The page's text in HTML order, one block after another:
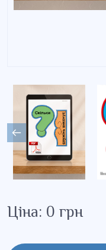
Ціна: 0 грн